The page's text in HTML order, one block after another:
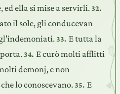
ed ella si mise a servirli.32.
il sole, gli conducevan
33. E tutta la
34. E curò molti afflitti
demonj, e non
lo conoscevano.35. E